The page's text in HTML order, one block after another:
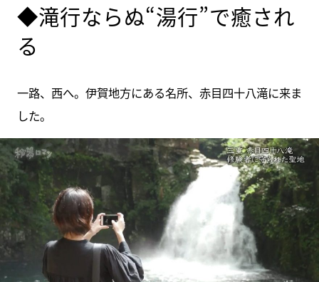
◆滝行ならぬ“湯行”で癒され
る
一路、西へ。伊賀地方にある名所、赤目四十八滝に来ま
した。